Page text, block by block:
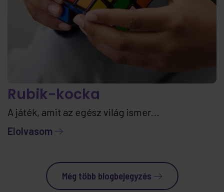
Rubik-kocka
A játék, amit az egész világ ismer...
Elolvasom
Még több blogbejegyzés